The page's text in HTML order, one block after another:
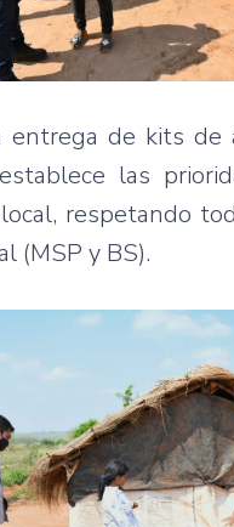
entrega de kits de
las
respetando
(MSP y BS).